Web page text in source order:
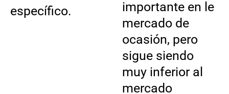
específico.
importante en le
mercado de
ocasión, pero
sigue siendo
muy inferior al
mercado